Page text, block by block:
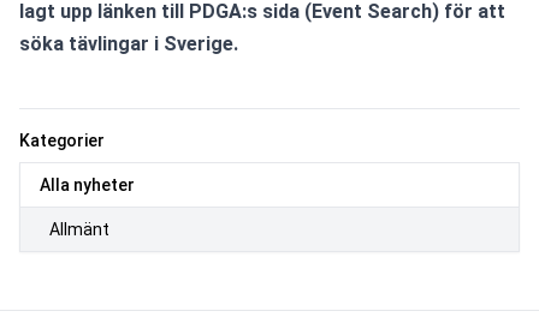
Kategorier
Alla nyheter
Allmänt
lagt upp länken till PDGA:s sida (Event Search) för att
söka tävlingar i Sverige.